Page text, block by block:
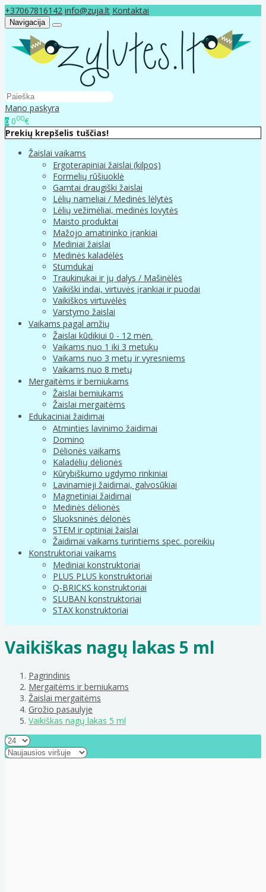
+37067816142 info@zuja.lt Kontaktai
Navigacija
Mano paskyra
0 000€
Prekių krepšelis tuščias!
Žaislai vaikams
Ergoterapiniai žaislai (kilpos)
Formelių rūšiuoklė
Gamtai draugiški žaislai
Lėlių nameliai / Medinės lėlytės
Lėlių vežimėliai, medinės lovytės
Maisto produktai
Mažojo amatininko įrankiai
Mediniai žaislai
Medinės kaladėlės
Stumdukai
Traukinukai ir jų dalys / Mašinėlės
Vaikiški indai, virtuvės įrankiai ir puodai
Vaikiškos virtuvėlės
Varstymo žaislai
Vaikams pagal amžių
Žaislai kūdikiui 0 - 12 mėn.
Vaikams nuo 1 iki 3 metukų
Vaikams nuo 3 metų ir vyresniems
Vaikams nuo 8 metų
Mergaitėms ir berniukams
Žaislai berniukams
Žaislai mergaitėms
Edukaciniai žaidimai
Atminties lavinimo žaidimai
Domino
Dėlionės vaikams
Kaladėlių dėlionės
Kūrybiškumo ugdymo rinkiniai
Lavinamieji žaidimai, galvosūkiai
Magnetiniai žaidimai
Medinės dėlionės
Sluoksninės dėlonės
STEM ir optiniai žaislai
Žaidimai vaikams turintiems spec. poreikių
Konstruktoriai vaikams
Mediniai konstruktoriai
PLUS PLUS konstruktoriai
Q-BRICKS konstruktoriai
SLUBAN konstruktoriai
STAX konstruktoriai
Vaikiškas nagų lakas 5 ml
Pagrindinis
Mergaitėms ir berniukams
Žaislai mergaitėms
Grožio pasaulyje
Vaikiškas nagų lakas 5 ml